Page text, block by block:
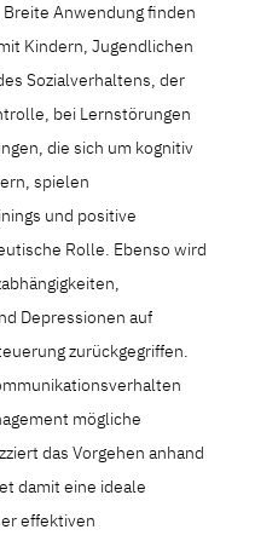
Anwendung finden
Kindern, Jugendlichen
Sozialverhaltens, der
bei Lernstörungen
die sich um kognitiv
spielen
und positive
Rolle. Ebenso wird
Depressionen auf
zurückgegriffen.
mögliche
das Vorgehen anhand
damit eine ideale
effektiven